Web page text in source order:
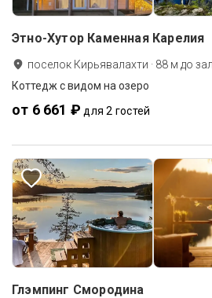
Этно-Хутор Каменная Карелия
поселок Кирьявалахти · 88 м до
Коттедж с видом на озеро
от 6 661 ₽ для 2 гостей
Глэмпинг Смородина